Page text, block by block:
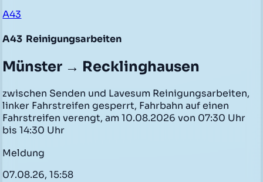
A43
A43 Reinigungsarbeiten
Münster → Recklinghausen
zwischen Senden und Lavesum Reinigungsarbeiten,
linker Fahrstreifen gesperrt, Fahrbahn auf einen
Fahrstreifen verengt, am 10.08.2026 von 07:30 Uhr
bis 14:30 Uhr
Meldung
07.08.26, 15:58